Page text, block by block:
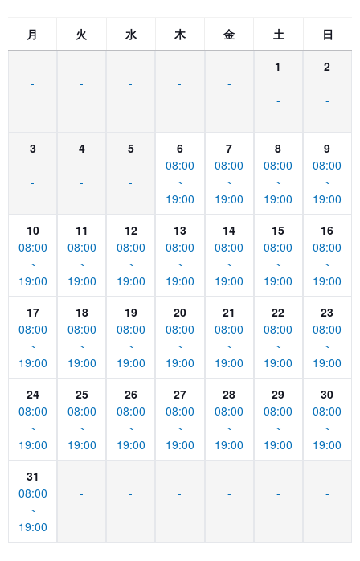
月 火 水 木 金 土 日
- - - - -
1
-
2
-
3
-
4
-
5
-
6
08:00
~
19:00
7
08:00
~
19:00
8
08:00
~
19:00
9
08:00
~
19:00
10
08:00
~
19:00
11
08:00
~
19:00
12
08:00
~
19:00
13
08:00
~
19:00
14
08:00
~
19:00
15
08:00
~
19:00
16
08:00
~
19:00
17
08:00
~
19:00
18
08:00
~
19:00
19
08:00
~
19:00
20
08:00
~
19:00
21
08:00
~
19:00
22
08:00
~
19:00
23
08:00
~
19:00
24
08:00
~
19:00
25
08:00
~
19:00
26
08:00
~
19:00
27
08:00
~
19:00
28
08:00
~
19:00
29
08:00
~
19:00
30
08:00
~
19:00
31
08:00
~
19:00
- - - - - -